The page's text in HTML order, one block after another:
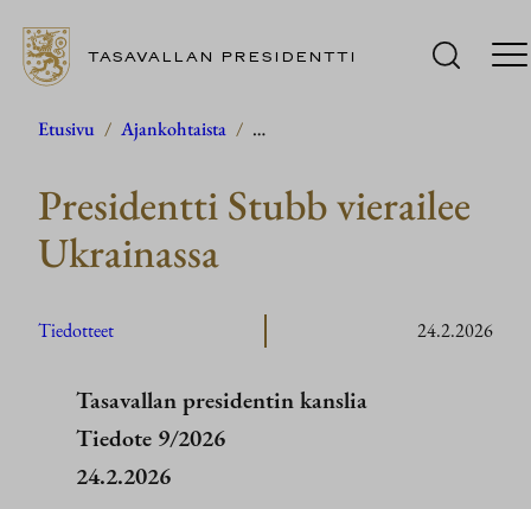
Siirry
TASAVALLAN PRESIDENTTI
Etusivu / Ajankohtaista / …
Presidentti Stubb vierailee
Ukrainassa
Tiedotteet 24.2.2026
Tasavallan presidentin kanslia
Tiedote 9/2026
24.2.2026